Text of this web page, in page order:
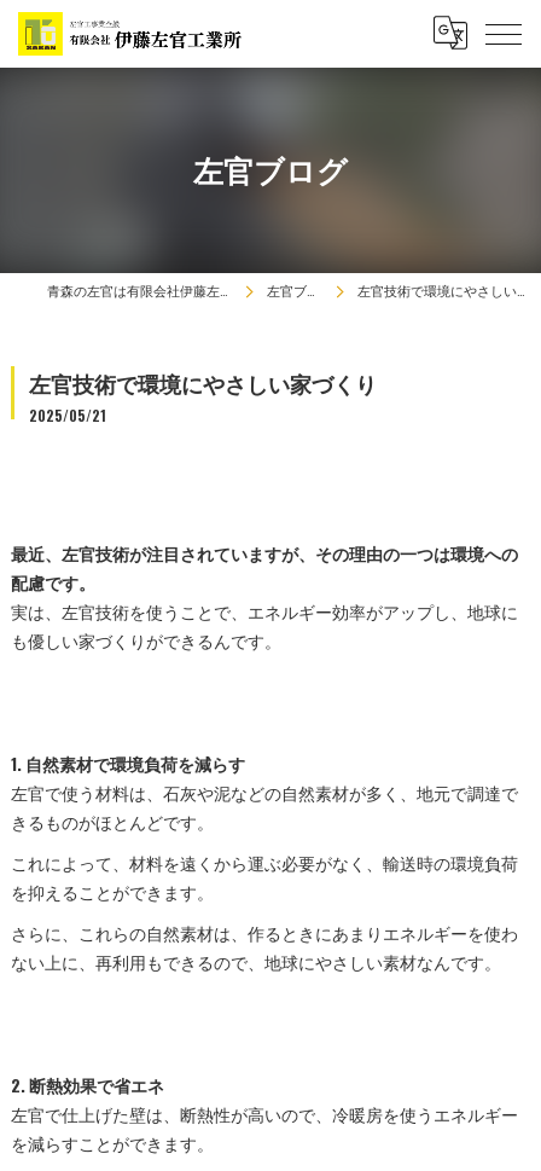
左官ブログ
青森の左官は有限会社伊藤左官工業所 左官ブログ 左官技術で環境にやさしい家づくり
左官技術で環境にやさしい家づくり
2025/05/21
最近、左官技術が注目されていますが、その理由の一つは環境への
配慮です。
実は、左官技術を使うことで、エネルギー効率がアップし、地球に
も優しい家づくりができるんです。
1. 自然素材で環境負荷を減らす
左官で使う材料は、石灰や泥などの自然素材が多く、地元で調達で
きるものがほとんどです。
これによって、材料を遠くから運ぶ必要がなく、輸送時の環境負荷
を抑えることができます。
さらに、これらの自然素材は、作るときにあまりエネルギーを使わ
ない上に、再利用もできるので、地球にやさしい素材なんです。
2.断熱効果で省エネ
左官で仕上げた壁は、断熱性が高いので、冷暖房を使うエネルギー
を減らすことができます。